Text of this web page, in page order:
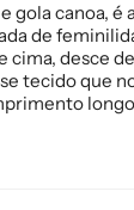
gola canoa, é
de
cima, desce
tecido que